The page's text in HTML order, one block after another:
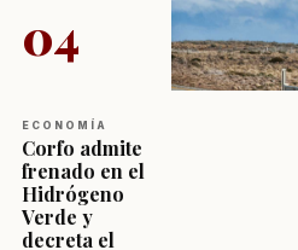
04
ECONOMÍA
Corfo admite
frenado en el
Hidrógeno
Verde y
decreta el